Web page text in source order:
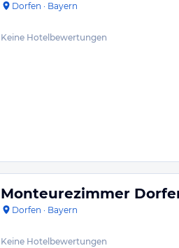
Dorfen · Bayern
Keine Hotelbewertungen
Monteurezimmer
Dorfen · Bayern
Keine Hotelbewertungen